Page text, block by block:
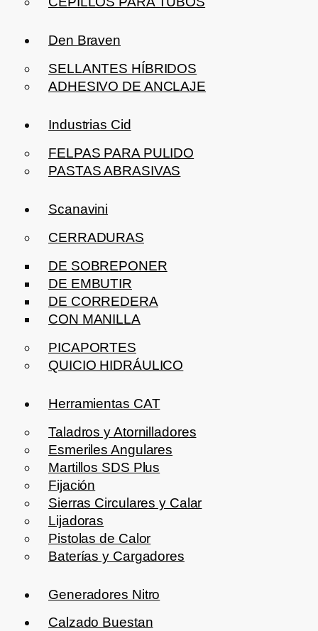
Den Braven
SELLANTES HÍBRIDOS
ADHESIVO DE ANCLAJE
Industrias Cid
FELPAS PARA PULIDO
PASTAS ABRASIVAS
Scanavini
CERRADURAS
DE SOBREPONER
DE EMBUTIR
DE CORREDERA
CON MANILLA
PICAPORTES
QUICIO HIDRÁULICO
Herramientas CAT
Taladros y Atornilladores
Esmeriles Angulares
Martillos SDS Plus
Fijación
Sierras Circulares y Calar
Lijadoras
Pistolas de Calor
Baterías y Cargadores
Generadores Nitro
Calzado Buestan